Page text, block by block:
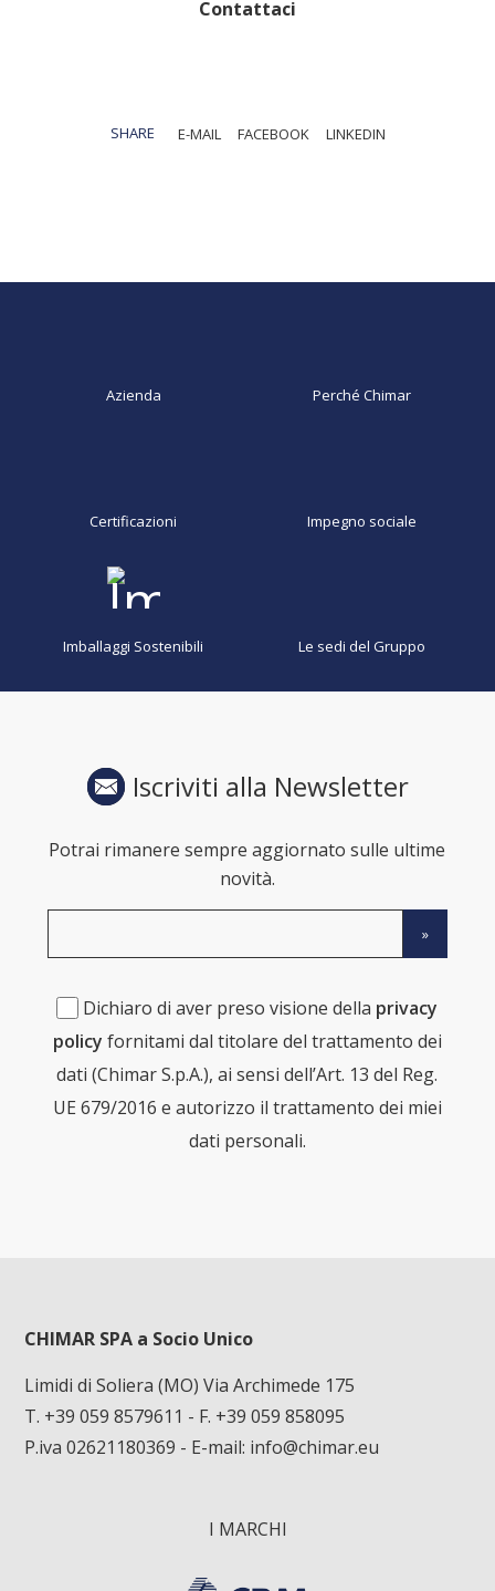
Contattaci
SHARE E-MAIL FACEBOOK LINKEDIN
Azienda Perché Chimar
Certificazioni Impegno sociale
Imballaggi Sostenibili Le sedi del Gruppo
Iscriviti alla Newsletter
Potrai rimanere sempre aggiornato sulle ultime
novità.
Dichiaro di aver preso visione della privacy
policy fornitami dal titolare del trattamento dei
dati (Chimar S.p.A.), ai sensi dell’Art. 13 del Reg.
UE 679/2016 e autorizzo il trattamento dei miei
dati personali.
CHIMAR SPA a Socio Unico
Limidi di Soliera (MO) Via Archimede 175
T. +39 059 8579611 - F. +39 059 858095
P.iva 02621180369 - E-mail: info@chimar.eu
I MARCHI